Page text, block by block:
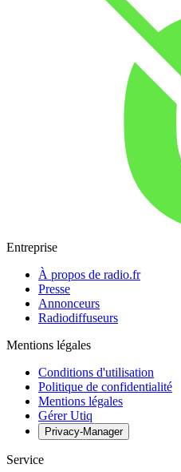
Entreprise
À propos de radio.fr
Presse
Annonceurs
Radiodiffuseurs
Mentions légales
Conditions d'utilisation
Politique de confidentialité
Mentions légales
Gérer Utiq
Privacy-Manager
Service